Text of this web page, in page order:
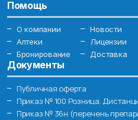
Помощь
О компании Новости
Аптеки
Лицензии
Бронирование
Доставка
Документы
Публичная оферта
Приказ № 100 Розница.
Приказ № 36н (перечень